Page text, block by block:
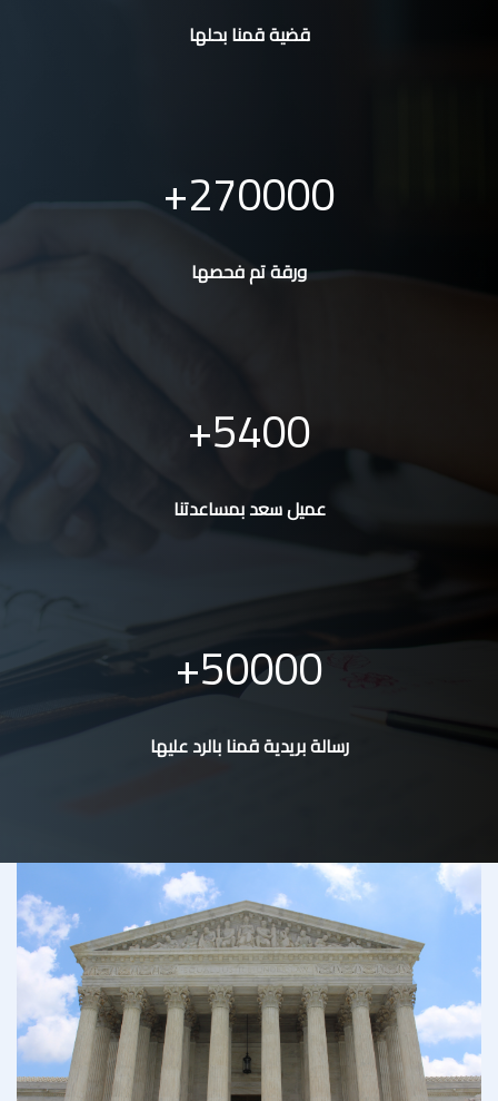
قضية قمنا بحلها
270000
ورقة تم فحصها
5400
عميل سعد بمساعدتنا
50000
رسالة بريدية قمنا بالرد عليها